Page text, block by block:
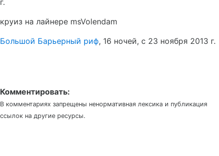
г.
круиз на лайнере msVolendam
Большой Барьерный риф, 16 ночей, с 23 ноября 2013 г.
Комментировать:
В комментариях запрещены ненормативная лексика и публикация
ссылок на другие ресурсы.